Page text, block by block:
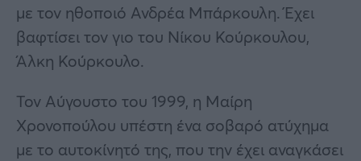
με τον ηθοποιό Ανδρέα Μπάρκουλη. Έχει
βαφτίσει τον γιο του Νίκου Κούρκουλου,
Άλκη Κούρκουλο.
Τον Αύγουστο του 1999, η Μαίρη
Χρονοπούλου υπέστη ένα σοβαρό ατύχημα
με το αυτοκίνητό της, που την έχει αναγκάσει